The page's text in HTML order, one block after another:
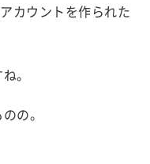
カウントを作られた
。
の。